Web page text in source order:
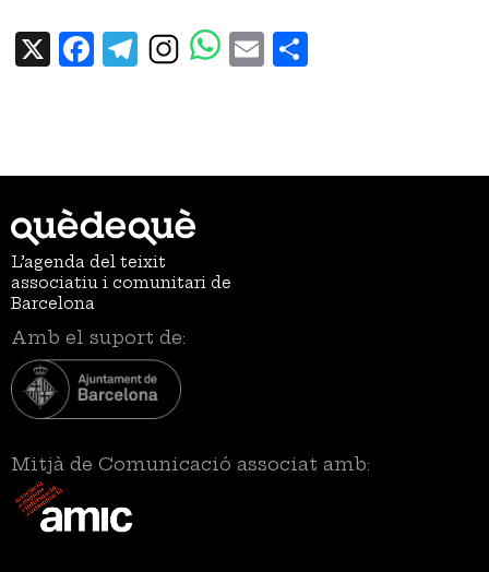
X Facebook
TelegramEmail
L’agenda del teixit
associatiu i comunitari de
Barcelona
Amb el suport de:
Mitjà de Comunicació associat amb: